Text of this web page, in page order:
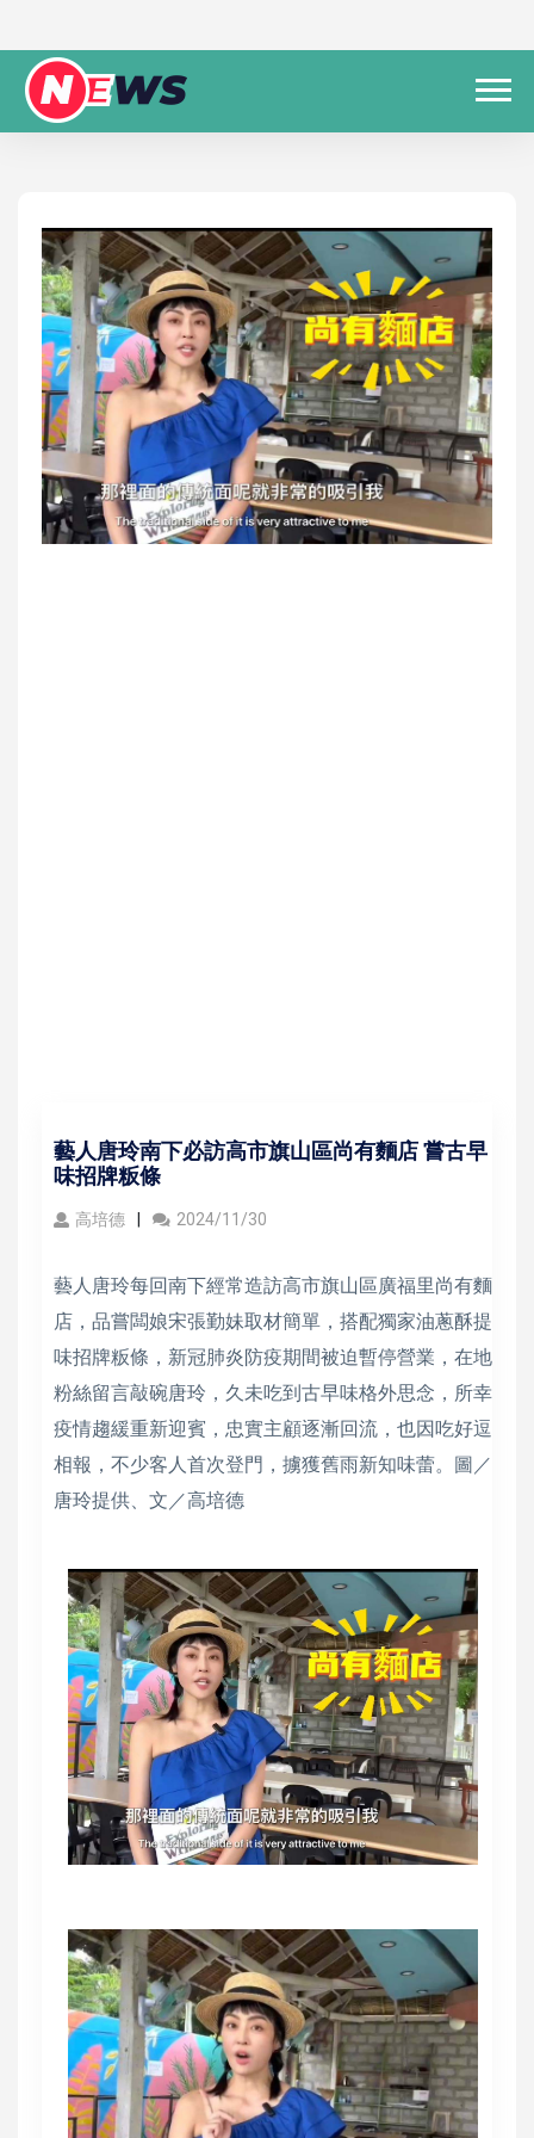
藝人唐玲南下必訪高市旗山區尚有麵店 嘗古早
味招牌粄條
高培德 2024/11/30
藝人唐玲每回南下經常造訪高市旗山區廣福里尚有麵
店，品嘗闆娘宋張勤妹取材簡單，搭配獨家油蔥酥提
味招牌粄條，新冠肺炎防疫期間被迫暫停營業，在地
粉絲留言敲碗唐玲，久未吃到古早味格外思念，所幸
疫情趨緩重新迎賓，忠實主顧逐漸回流，也因吃好逗
相報，不少客人首次登門，擄獲舊雨新知味蕾。圖／
唐玲提供、文／高培德